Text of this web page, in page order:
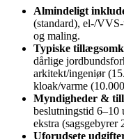
Almindeligt
(standard), el‑/
og maling.
Typiske
dårlige
arkitekt/ingeniør
kloak/varme
Myndigheder &
beslutningstid 6–10
ekstra (sagsgebyrer
Uforudsete